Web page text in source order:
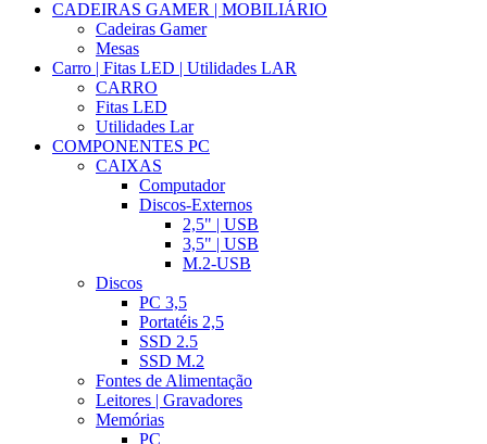
CADEIRAS GAMER | MOBILIÁRIO
Cadeiras Gamer
Mesas
Carro | Fitas LED | Utilidades LAR
CARRO
Fitas LED
Utilidades Lar
COMPONENTES PC
CAIXAS
Computador
Discos-Externos
2,5" | USB
3,5" | USB
M.2-USB
Discos
PC 3,5
Portatéis 2,5
SSD 2.5
SSD M.2
Fontes de Alimentação
Leitores | Gravadores
Memórias
PC